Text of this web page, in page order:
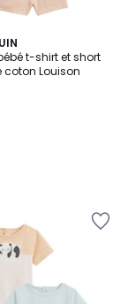
t-shirt et short
coton Louison